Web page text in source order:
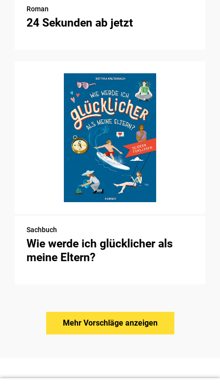
Roman
24 Sekunden ab jetzt
Sachbuch
Wie werde ich glücklicher als
meine Eltern?
Mehr Vorschläge anzeigen